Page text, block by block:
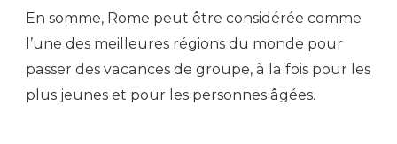
En somme, Rome peut être considérée comme
l’une des meilleures régions du monde pour
passer des vacances de groupe, à la fois pour les
plus jeunes et pour les personnes âgées.